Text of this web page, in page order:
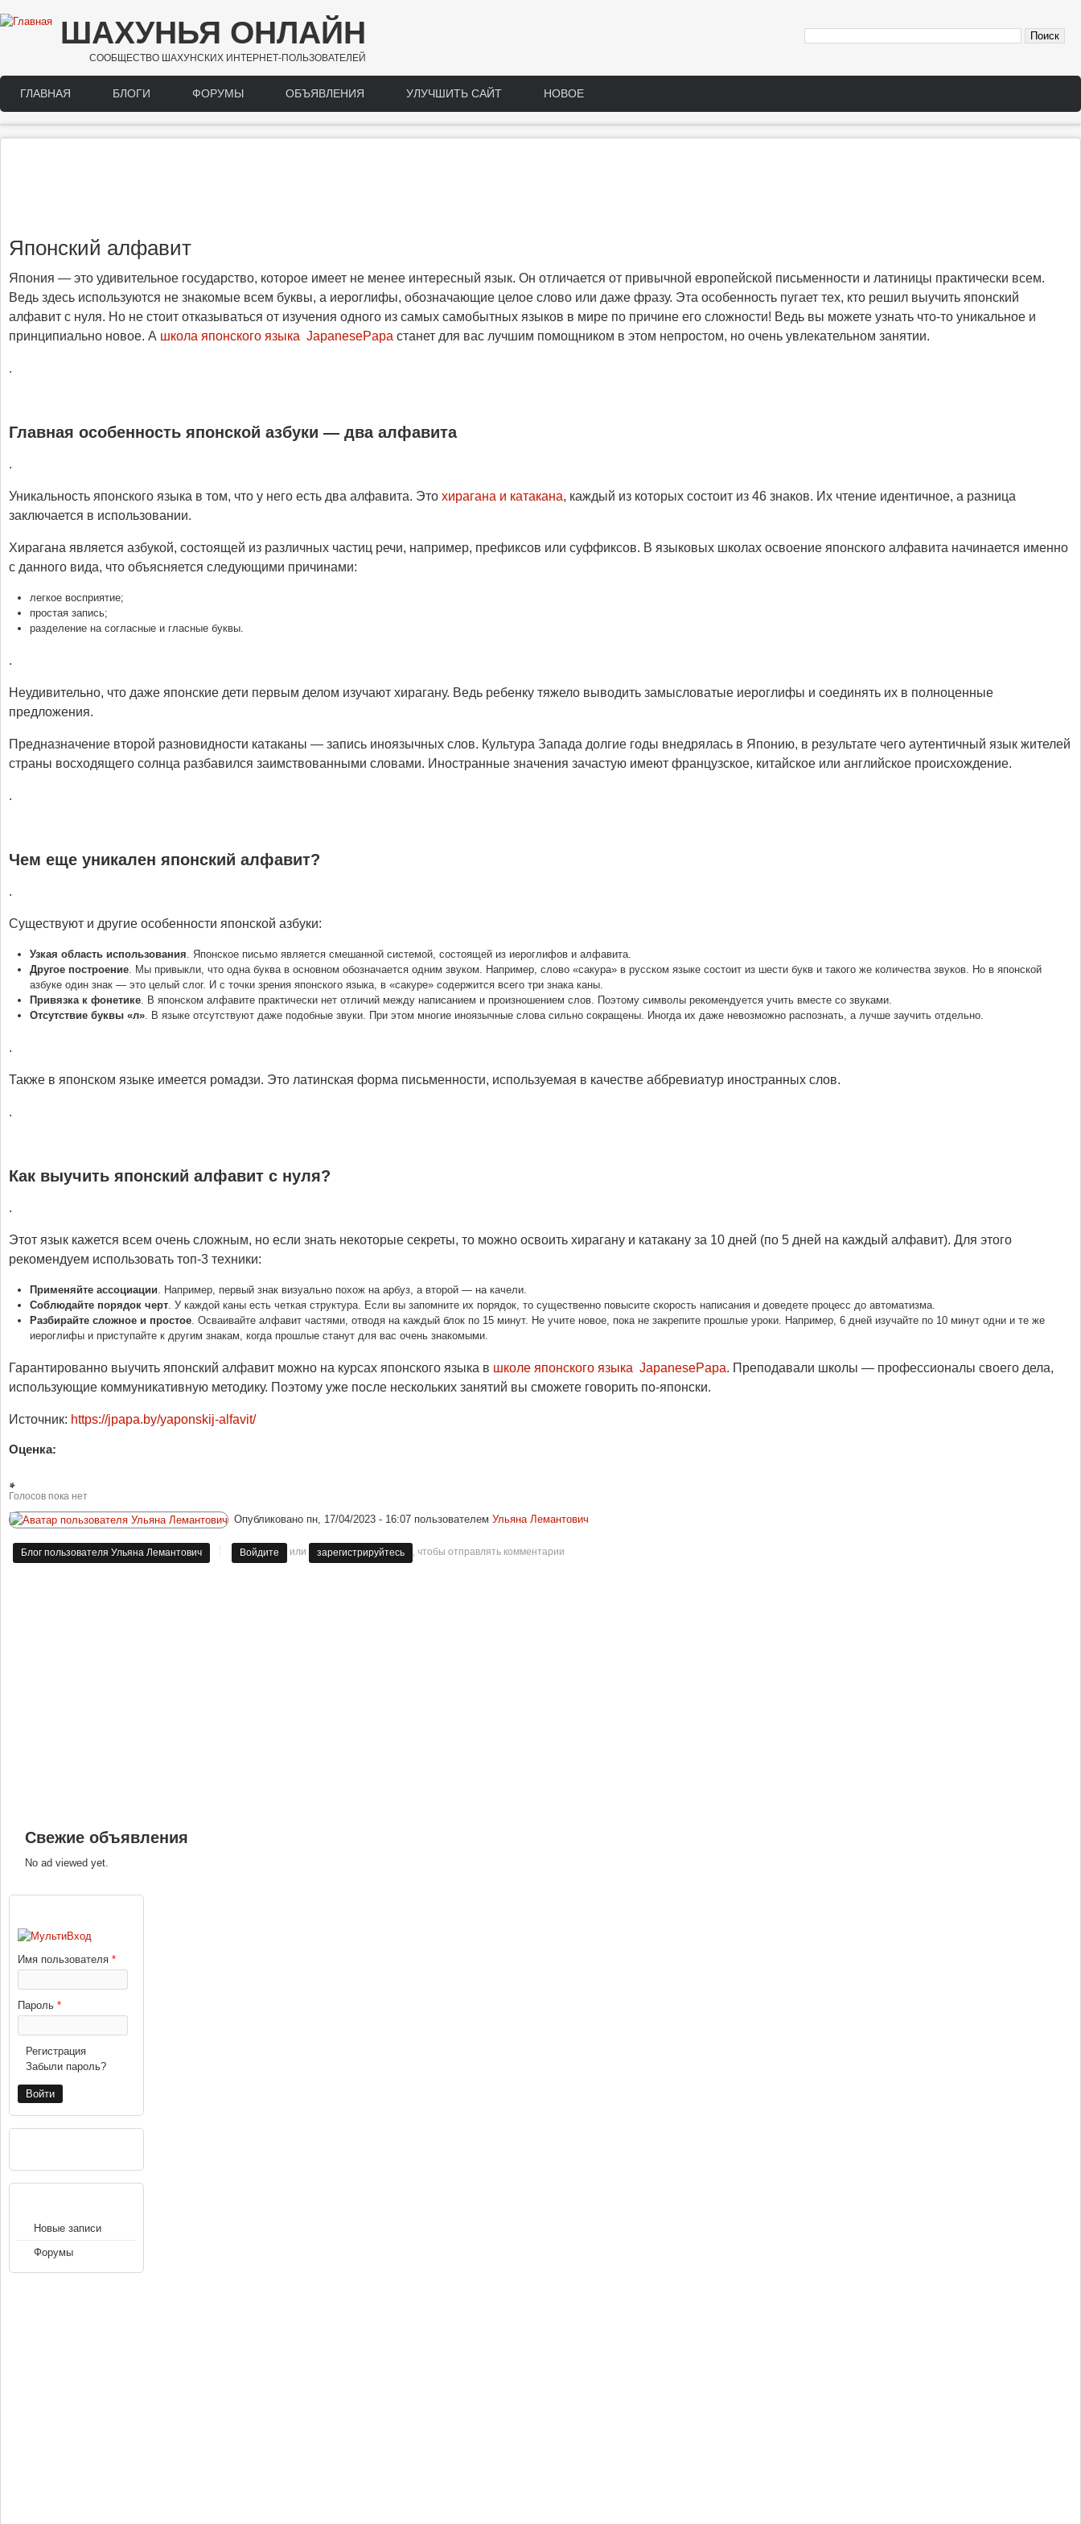
Перейти к основному содержанию
ШАХУНЬЯ ОНЛАЙН
СООБЩЕСТВО ШАХУНСКИХ ИНТЕРНЕТ-ПОЛЬЗОВАТЕЛЕЙ
Main menu
ГЛАВНАЯ БЛОГИ ФОРУМЫ ОБЪЯВЛЕНИЯ УЛУЧШИТЬ САЙТ НОВОЕ
Японский алфавит
Япония — это удивительное государство, которое имеет не менее интересный язык. Он отличается от привычной европейской письменности и латиницы практически всем.
Ведь здесь используются не знакомые всем буквы, а иероглифы, обозначающие целое слово или даже фразу. Эта особенность пугает тех, кто решил выучить японский
алфавит с нуля. Но не стоит отказываться от изучения одного из самых самобытных языков в мире по причине его сложности! Ведь вы можете узнать что-то уникальное и
принципиально новое. А школа японского языка JapanesePapa станет для вас лучшим помощником в этом непростом, но очень увлекательном занятии.
.
Главная особенность японской азбуки — два алфавита
.
Уникальность японского языка в том, что у него есть два алфавита. Это хирагана и катакана, каждый из которых состоит из 46 знаков. Их чтение идентичное, а разница
заключается в использовании.
Хирагана является азбукой, состоящей из различных частиц речи, например, префиксов или суффиксов. В языковых школах освоение японского алфавита начинается именно
с данного вида, что объясняется следующими причинами:
легкое восприятие;
простая запись;
разделение на согласные и гласные буквы.
.
Неудивительно, что даже японские дети первым делом изучают хирагану. Ведь ребенку тяжело выводить замысловатые иероглифы и соединять их в полноценные
предложения.
Предназначение второй разновидности катаканы — запись иноязычных слов. Культура Запада долгие годы внедрялась в Японию, в результате чего аутентичный язык жителей
страны восходящего солнца разбавился заимствованными словами. Иностранные значения зачастую имеют французское, китайское или английское происхождение.
.
Чем еще уникален японский алфавит?
.
Существуют и другие особенности японской азбуки:
Узкая область использования . Японское письмо является смешанной системой, состоящей из иероглифов и алфавита.
Другое построение Мы привыкли, что одна буква в основном обозначается одним звуком. Например, слово «сакура» в русском языке состоит из шести букв и такого же количества звуков. Но в японской
азбуке один знак — это целый слог. И с точки зрения японского языка, в «сакуре» содержится всего три знака каны.
Привязка к фонетике В японском алфавите практически нет отличий между написанием и произношением слов. Поэтому символы рекомендуется учить вместе со звуками.
Отсутствие буквы «л» В языке отсутствуют даже подобные звуки. При этом многие иноязычные слова сильно сокращены. Иногда их даже невозможно распознать, а лучше заучить отдельно.
.
Также в японском языке имеется ромадзи. Это латинская форма письменности, используемая в качестве аббревиатур иностранных слов.
.
Как выучить японский алфавит с нуля?
.
Этот язык кажется всем очень сложным, но если знать некоторые секреты, то можно освоить хирагану и катакану за 10 дней (по 5 дней на каждый алфавит). Для этого
рекомендуем использовать топ-3 техники:
Применяйте ассоциации . Например, первый знак визуально похож на арбуз, а второй — на качели.
Соблюдайте порядок черт . У каждой каны есть четкая структура. Если вы запомните их порядок, то существенно повысите скорость написания и доведете процесс до автоматизма.
Разбирайте сложное и простое . Осваивайте алфавит частями, отводя на каждый блок по 15 минут. Не учите новое, пока не закрепите прошлые уроки. Например, 6 дней изучайте по 10 минут одни и те же
иероглифы и приступайте к другим знакам, когда прошлые станут для вас очень знакомыми.
Гарантированно выучить японский алфавит можно на курсах японского языка в школе японского языка JapanesePapa. Преподавали школы — профессионалы своего дела,
использующие коммуникативную методику. Поэтому уже после нескольких занятий вы сможете говорить по-японски.
Источник: https://jpapa.by/yaponskij-alfavit/
Оценка:
Голосов пока нет
Опубликовано пн, 17/04/2023 - 16:07пользователем Ульяна Лемантович
Блог пользователя Ульяна Лемантович Войдите или зарегистрируйтесь , чтобы отправлять комментарии
Свежие объявления
No ad viewed yet.
Имя пользователя *
Пароль *
Регистрация
Забыли пароль?
Новые записи
Форумы